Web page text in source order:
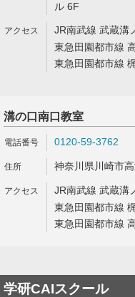
ル 6F
JR南武線 武蔵溝
東急田園都市線
東急田園都市線
溝の口南口教室
0120-59-3762
神奈川県川崎市
JR南武線 武蔵溝
東急田園都市線
東急田園都市線
学研CAIスクール